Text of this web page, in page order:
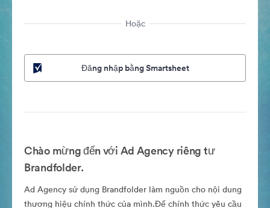
Hoặc
Đăng nhập bằng Smartsheet
Chào mừng đến với Ad Agency riêng tư
Brandfolder.
Ad Agency sử dụng Brandfolder làm nguồn cho nội dung
thương hiệu chính thức của mình.Để chính thức yêu cầu